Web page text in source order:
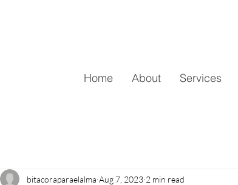
Home About Services
bitacoraparaelalma Aug 7, 2023 2 min read